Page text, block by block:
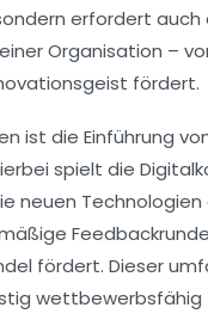
erfordert
Organisation –
fördert.
ist die Einführung
spielt die
neuen Technologien
fördert. Dieser
wettbewerbsfähig